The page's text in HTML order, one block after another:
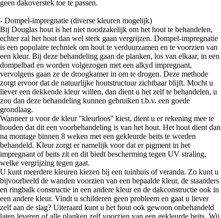
geen dakoverstek toe te passen.
- Dompel-impregnatie (diverse kleuren mogelijk)
Bij Douglas hout is het niet noodzakelijk om het hout te behandelen,
echter zal het hout dan wel sterk gaan vergrijzen. Dompel-impregnatie
is een populaire techniek om hout te verduurzamen en te voorzien van
een kleur. Bij deze behandeling gaan de planken, los van elkaar, in een
dompelbad en worden volgezogen met een alkyd impregnant,
vervolgens gaan ze de droogkamer in om te drogen. Deze methode
zorgt ervoor dat de natuurlijke houtstructuur zichtbaar blijft. Mocht u
liever een dekkende kleur willen, dan dient u het zelf te behandelen, u
zou dan deze behandeling kunnen gebruiken t.b.v. een goede
grondlaag.
Wanneer u voor de kleur ''kleurloos'' kiest, dient u er rekening mee te
houden dat dit een voorbehandeling is van het hout. Het hout dient dan
na montage binnen 8 weken met een gekleurde beits te worden
behandeld. Kleur zorgt er namelijk voor dat er pigment in het
impregnant of beits zit en dit biedt bescherming tegen UV straling,
welke vergrijzing tegen gaat.
U kunt meerdere kleuren kiezen bij een tuinhuis of veranda. Zo kunt u
bijvoorbeeld de wanden voorzien van een bepaalde kleur, de staanders
en ringbalk constructie in een andere kleur en de dakconstructie ook in
een andere kleur. Vindt u schilderen geen probleem en gaat u liever
zelf aan de slag? Uiteraard kunt u het hout ook gewoon onbehandeld
laten leveren of alle planken zelf voorzien van een gekleurde beits. Wij